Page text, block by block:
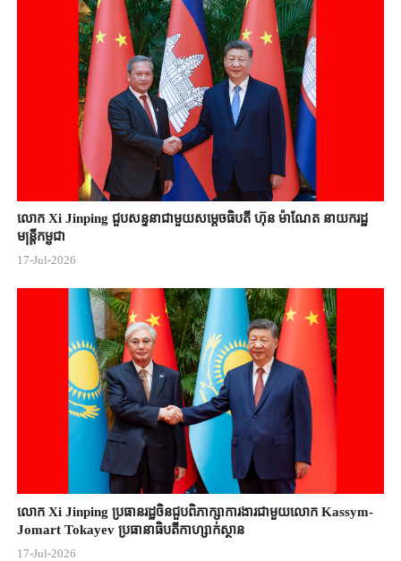
លោក Xi Jinping ជួបសន្ទនាជាមួយសម្តេចធិបតី ហ៊ុន ម៉ាណែត នាយករដ្ឋ
មន្ត្រីកម្ពុជា
17-Jul-2026
លោក Xi Jinping ប្រធានរដ្ឋចិន​ជួបពិភាក្សា​ការងារជាមួយ​លោក Kassym-
Jomart ​Tokayev ​ប្រធានាធិបតី​កាហ្សាក់ស្ថាន​
17-Jul-2026